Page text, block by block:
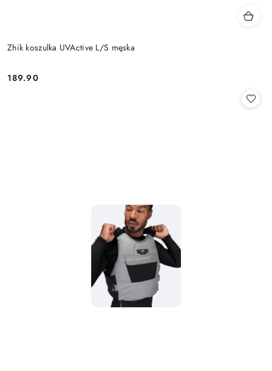
Zhik koszulka UVActive L/S męska
Cena:
189.90